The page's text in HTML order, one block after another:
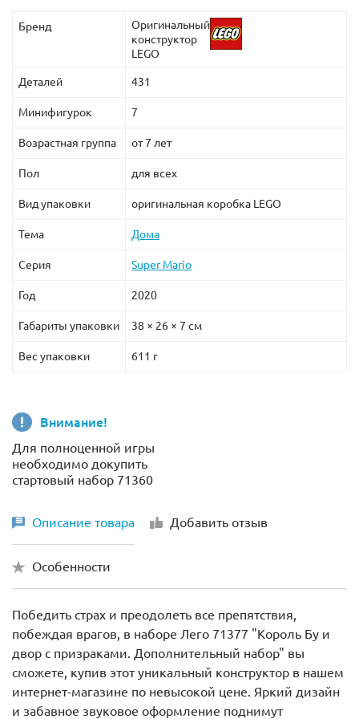
Бренд
Оригинальный
конструктор
LEGO
Деталей 431
Минифигурок 7
Возрастная группа от 7 лет
Пол для всех
Вид упаковки оригинальная коробка LEGO
Тема Дома
Серия Super Mario
Год 2020
Габариты упаковки 38 × 26 × 7 см
Вес упаковки 611 г
Внимание!
Для полноценной игры
необходимо докупить
стартовый набор 71360
Описание товара Добавить отзыв
Особенности
Победить страх и преодолеть все препятствия,
побеждая врагов, в наборе Лего 71377 "Король Бу и
двор с призраками. Дополнительный набор" вы
сможете, купив этот уникальный конструктор в нашем
интернет-магазине по невысокой цене. Яркий дизайн
и забавное звуковое оформление поднимут